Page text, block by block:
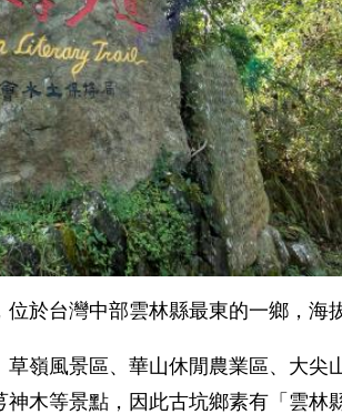
位於台灣中部雲林縣最東的一鄉，
嶺風景區、華山休閒農業區、大尖
木等景點，因此古坑鄉素有「雲林